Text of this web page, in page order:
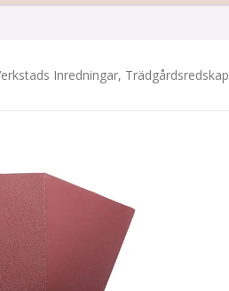
Inredningar, Trädgårdsredskap